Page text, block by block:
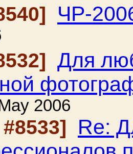
ЧР-
Для
2006
Re: